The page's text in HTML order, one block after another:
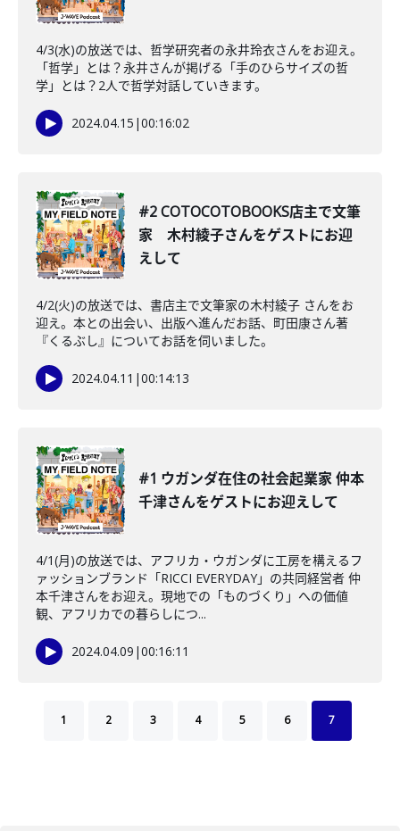
4/3(水)の放送では、哲学研究者の永井玲衣さんをお迎え。
「哲学」とは？永井さんが掲げる「手のひらサイズの哲
学」とは？2人で哲学対話していきます。
2024.04.15 |00:16:02
#2 COTOCOTOBOOKS店主で文筆
家 木村綾子さんをゲストにお迎
えして
4/2(火)の放送では、書店主で文筆家の木村綾子 さんをお
迎え。本との出会い、出版へ進んだお話、町田康さん著
『くるぶし』についてお話を伺いました。
2024.04.11 |00:14:13
#1 ウガンダ在住の社会起業家 仲本
千津さんをゲストにお迎えして
4/1(月)の放送では、アフリカ・ウガンダに工房を構えるフ
ァッションブランド「RICCI EVERYDAY」の共同経営者 仲
本千津さんをお迎え。現地での「ものづくり」への価値
観、アフリカでの暮らしにつ...
2024.04.09 |00:16:11
1 2 3 4 5 6 7